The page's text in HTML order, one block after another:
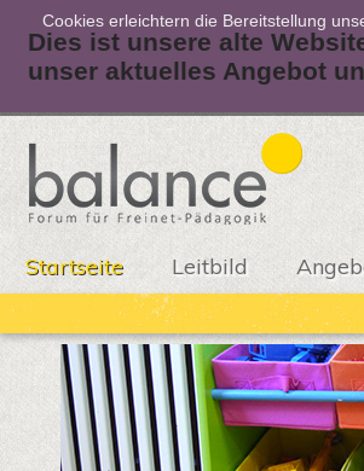
Dies ist unsere alte
unser aktuelles Angebot
Startseite Leitbild
Cookies erleichtern die Bereitstellung